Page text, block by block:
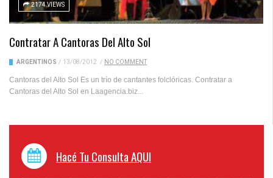
2174 VIEWS
Contratar A Cantoras Del Alto Sol
ARGENTINOS / 13/08/2012 / NO COMMENT
Cantoras del Alto Sol Es un trío de cantantes folclóricas. Contratar a
Cantoras del Alto Sol en Laagencia.biz...
Hacé Tu Consulta AQUI